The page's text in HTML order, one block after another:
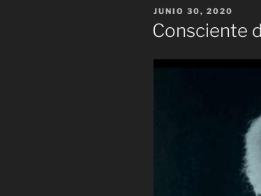
PUBLICADO
EL
JUNIO 30, 2020
Consciente